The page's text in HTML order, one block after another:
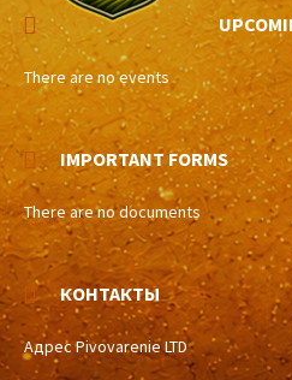
There are no events
IMPORTANT FORMS
There are no documents
КОНТАКТЫ
Адрес Pivovarenie LTD